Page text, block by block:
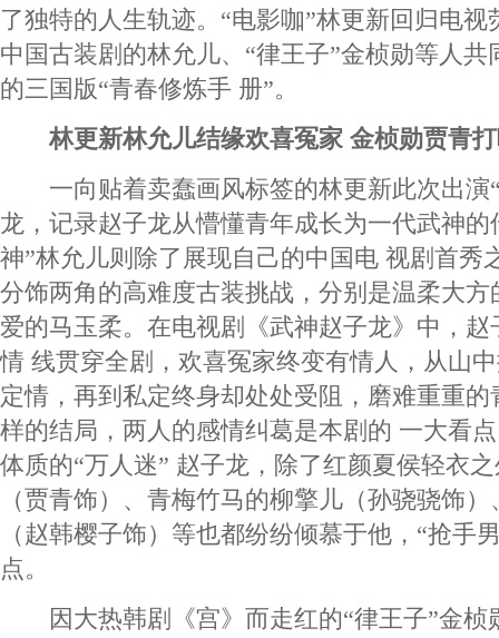
了独特的人生轨迹。“电影咖”林更新回归电
中国古装剧的林允儿、“律王子”金桢勋等人
的三国版“青春修炼手 册”。
林更新林允儿结缘欢喜冤家 金桢勋贾青打
一向贴着卖蠢画风标签的林更新此次出演
龙，记录赵子龙从懵懂青年成长为一代武神的
神”林允儿则除了展现自己的中国电 视剧首秀
分饰两角的高难度古装挑战，分别是温柔大
爱的马玉柔。在电视剧《武神赵子龙》中，
情 线贯穿全剧，欢喜冤家终变有情人，从山
定情，再到私定终身却处处受阻，磨难重重
样的结局，两人的感情纠葛是本剧的 一大看
体质的“万人迷” 赵子龙，除了红颜夏侯轻衣
（贾青饰）、青梅竹马的柳擎儿（孙骁骁饰
（赵韩樱子饰）等也都纷纷倾慕于他，“抢手
点。
因大热韩剧《宫》而走红的“律王子”金桢